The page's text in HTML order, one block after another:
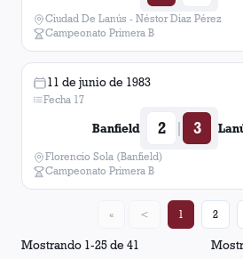
Ciudad De Lanús - Néstor Diaz Pérez
Campeonato Primera B
11 de junio de 1983
Fecha 17
Banfield 2 | 3
Florencio Sola (Banfield)
Campeonato Primera B
Mostrando 1-25de41
« < 1 2